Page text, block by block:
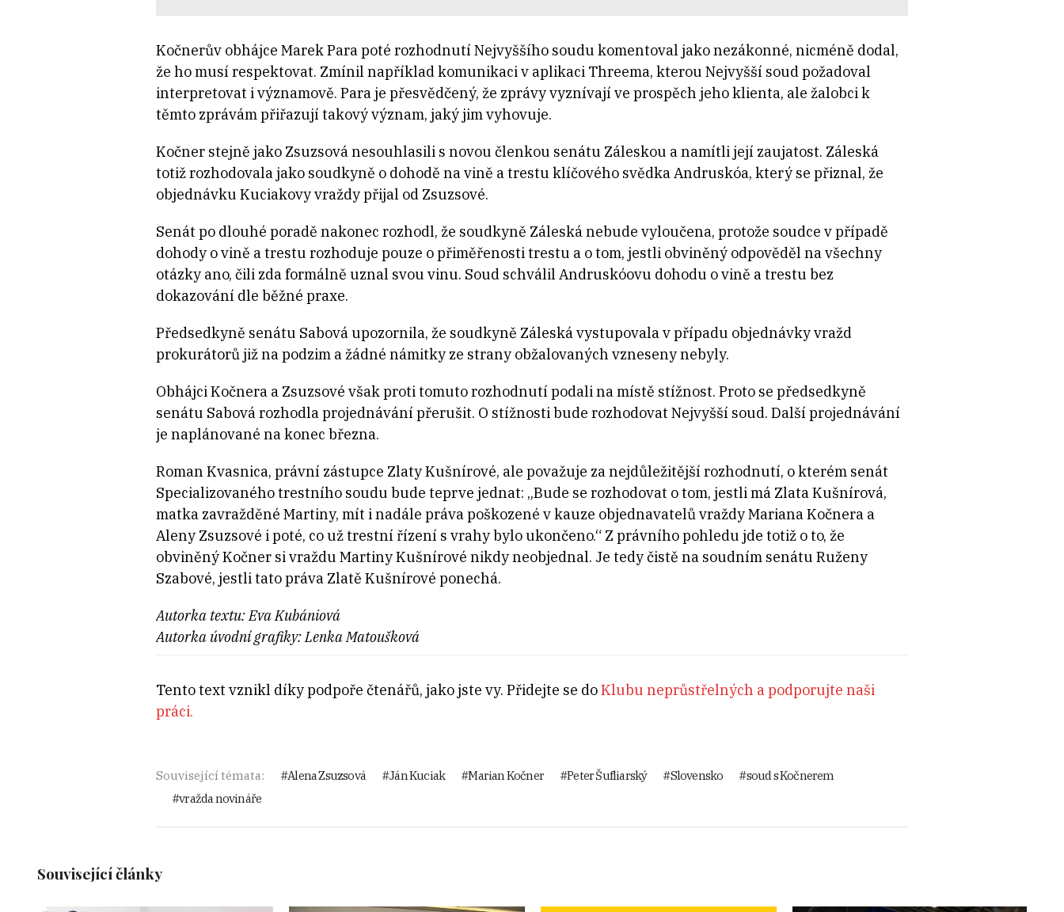
Kočnerův obhájce Marek Para poté rozhodnutí Nejvyššího soudu komentoval jako nezákonné, nicméně dodal,
že ho musí respektovat. Zmínil například komunikaci v aplikaci Threema, kterou Nejvyšší soud požadoval
interpretovat i významově. Para je přesvědčený, že zprávy vyznívají ve prospěch jeho klienta, ale žalobci k
těmto zprávám přiřazují takový význam, jaký jim vyhovuje.
Kočner stejně jako Zsuzsová nesouhlasili s novou členkou senátu Záleskou a namítli její zaujatost. Záleská
totiž rozhodovala jako soudkyně o dohodě na vině a trestu klíčového svědka Andruskóa, který se přiznal, že
objednávku Kuciakovy vraždy přijal od Zsuzsové.
Senát po dlouhé poradě nakonec rozhodl, že soudkyně Záleská nebude vyloučena, protože soudce v případě
dohody o vině a trestu rozhoduje pouze o přiměřenosti trestu a o tom, jestli obviněný odpověděl na všechny
otázky ano, čili zda formálně uznal svou vinu. Soud schválil Andruskóovu dohodu o vině a trestu bez
dokazování dle běžné praxe.
Předsedkyně senátu Sabová upozornila, že soudkyně Záleská vystupovala v případu objednávky vražd
prokurátorů již na podzim a žádné námitky ze strany obžalovaných vzneseny nebyly.
Obhájci Kočnera a Zsuzsové však proti tomuto rozhodnutí podali na místě stížnost. Proto se předsedkyně
senátu Sabová rozhodla projednávání přerušit. O stížnosti bude rozhodovat Nejvyšší soud. Další projednávání
je naplánované na konec března.
Roman Kvasnica, právní zástupce Zlaty Kušnírové, ale považuje za nejdůležitější rozhodnutí, o kterém senát
Specializovaného trestního soudu bude teprve jednat: „Bude se rozhodovat o tom, jestli má Zlata Kušnírová,
matka zavražděné Martiny, mít i nadále práva poškozené v kauze objednavatelů vraždy Mariana Kočnera a
Aleny Zsuzsové i poté, co už trestní řízení s vrahy bylo ukončeno.“ Z právního pohledu jde totiž o to, že
obviněný Kočner si vraždu Martiny Kušnírové nikdy neobjednal. Je tedy čistě na soudním senátu Ruženy
Szabové, jestli tato práva Zlatě Kušnírové ponechá.
Autorka textu: Eva Kubániová
Autorka úvodní grafiky: Lenka Matoušková
Tento text vznikl díky podpoře čtenářů, jako jste vy. Přidejte se doKlubu neprůstřelných a podporujte naši
práci.
Související témata: Alena Zsuzsová Ján Kuciak Marian Kočner Peter Šufliarský Slovensko
soud s Kočnerem
vražda novináře
Související články